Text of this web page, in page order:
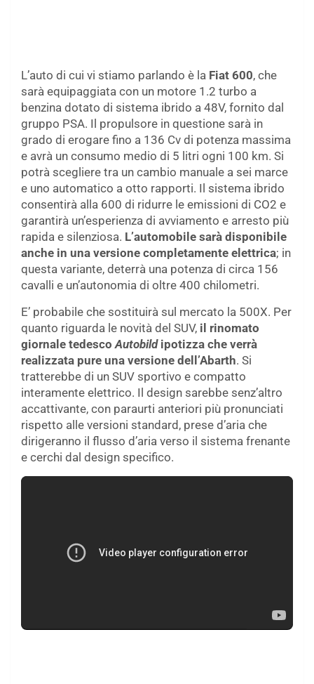
L’auto di cui vi stiamo parlando è la Fiat 600, che
sarà equipaggiata con un motore 1.2 turbo a
benzina dotato di sistema ibrido a 48V, fornito dal
gruppo PSA. Il propulsore in questione sarà in
grado di erogare fino a 136 Cv di potenza massima
e avrà un consumo medio di 5 litri ogni 100 km. Si
potrà scegliere tra un cambio manuale a sei marce
e uno automatico a otto rapporti. Il sistema ibrido
consentirà alla 600 di ridurre le emissioni di CO2 e
garantirà un’esperienza di avviamento e arresto più
rapida e silenziosa. L’automobile sarà disponibile
anche in una versione completamente elettrica; in
questa variante, deterrà una potenza di circa 156
cavalli e un’autonomia di oltre 400 chilometri.
E’ probabile che sostituirà sul mercato la 500X. Per
quanto riguarda le novità del SUV, il rinomato
giornale tedescoAutobildipotizza che verrà
realizzata pure una versione dell’Abarth. Si
tratterebbe di un SUV sportivo e compatto
interamente elettrico. Il design sarebbe senz’altro
accattivante, con paraurti anteriori più pronunciati
rispetto alle versioni standard, prese d’aria che
dirigeranno il flusso d’aria verso il sistema frenante
e cerchi dal design specifico.